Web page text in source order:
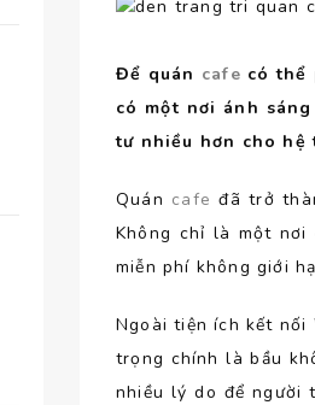
Để quán cafe có thể
có một nơi ánh
tư nhiều hơn cho
Quán cafe đã trở
Không chỉ là một nơi
miễn phí không giới
Ngoài tiện ích kết
trọng chính là bầu
nhiều lý do để người